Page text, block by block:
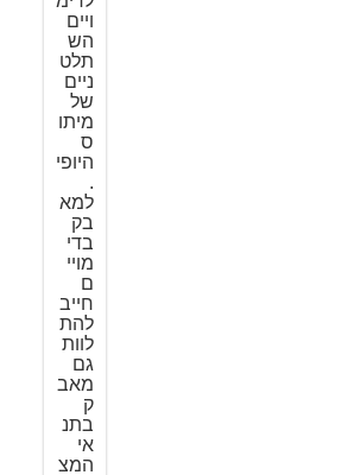
ויים
הש
תלט
ניים
של
מיתו
ס
היופי
.
למא
בק
בדי
מויי
ם
חייב
להת
לוות
גם
מאב
ק
בתנ
אי
המצ